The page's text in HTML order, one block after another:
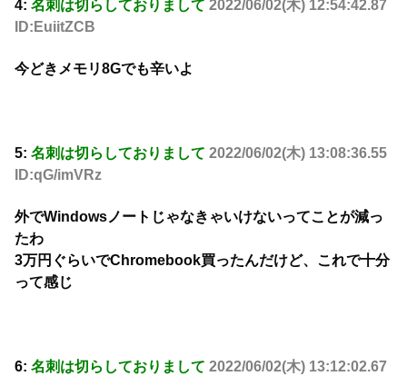
4: 名刺は切らしておりまして 2022/06/02(木) 12:54:42.87
ID:EuiitZCB
今どきメモリ8Gでも辛いよ
5: 名刺は切らしておりまして 2022/06/02(木) 13:08:36.55
ID:qG/imVRz
外でWindowsノートじゃなきゃいけないってことが減っ
たわ
3万円ぐらいでChromebook買ったんだけど、これで十分
って感じ
6: 名刺は切らしておりまして 2022/06/02(木) 13:12:02.67